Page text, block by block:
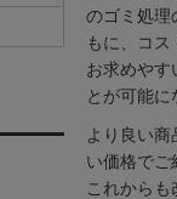
のゴミ処理
もに、コス
お求めやす
とが可能に
より良い商
い価格でご
これからも